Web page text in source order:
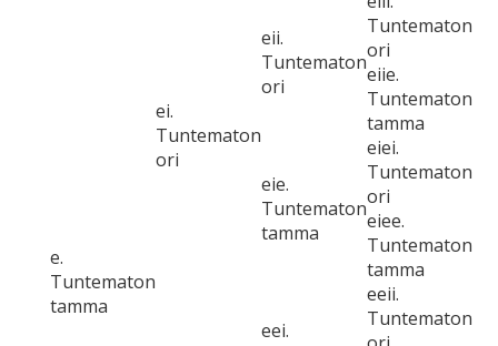
e.
Tuntematon
tamma
ei.
Tuntematon
ori
eii.
Tuntematon
ori
Tuntematon
ori
eiie.
Tuntematon
tamma
eie.
Tuntematon
tamma
eiei.
Tuntematon
ori
eiee.
Tuntematon
tamma
eei.
eeii.
Tuntematon